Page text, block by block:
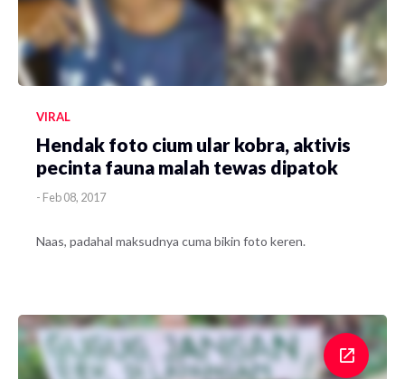
VIRAL
Hendak foto cium ular kobra, aktivis
pecinta fauna malah tewas dipatok
- Feb 08, 2017
Naas, padahal maksudnya cuma bikin foto keren.